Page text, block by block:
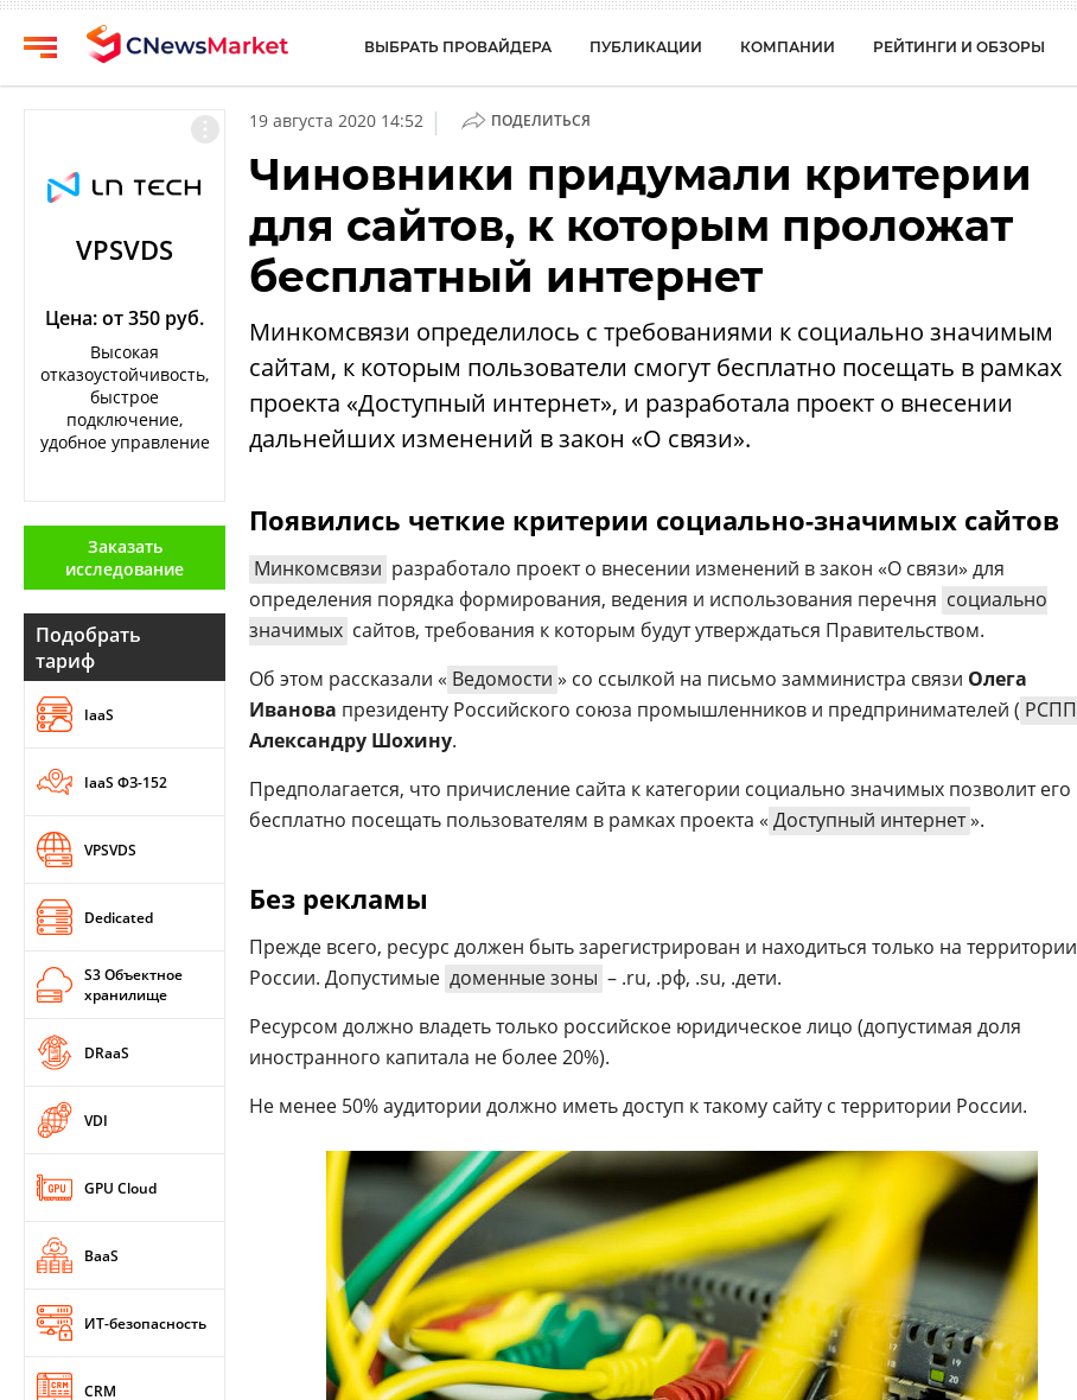
Публикации
обзоры
кабинет
проекте
Аналитика
Техника
Об
издании
Реклама
Вакансии
Контакты
Дзен
Rutube
Конференции
Техника
ВЫБРАТЬ ПРОВАЙДЕРА ПУБЛИКАЦИИ КОМПАНИИ РЕЙТИНГИ И ОБЗОРЫ
VPSVDS
Цена: от 350 руб.
Высокая
отказоустойчивость,
быстрое
подключение,
удобное управление
Заказать
исследование
Подобрать
тариф
IaaS
IaaS ФЗ-152
VPSVDS
Dedicated
S3 Объектное
хранилище
DRaaS
VDI
GPU Cloud
BaaS
ИТ-безопасность
CRM
19 августа 2020 14:52 | ПОДЕЛИТЬСЯ
Чиновники придумали критерии
для сайтов, к которым проложат
бесплатный интернет
Минкомсвязи определилось с требованиями к социально значимым
сайтам, к которым пользователи смогут бесплатно посещать в рамках
проекта «Доступный интернет», и разработала проект о внесении
дальнейших изменений в закон «О связи».
Появились четкие критерии социально-значимых сайтов
Минкомсвязи разработало проект о внесении изменений в закон «О связи» для
определения порядка формирования, ведения и использования перечня социально
значимых сайтов, требования к которым будут утверждаться Правительством.
Об этом рассказали « Ведомости » со ссылкой на письмо замминистра связи Олега
Иванова президенту Российского союза промышленников и предпринимателей ( РСПП
Александру Шохину.
Предполагается, что причисление сайта к категории социально значимых позволит его
бесплатно посещать пользователям в рамках проекта « Доступный интернет».
Без рекламы
Прежде всего, ресурс должен быть зарегистрирован и находиться только на территории
России. Допустимые доменные зоны – .ru, .рф, .su, .дети.
Ресурсом должно владеть только российское юридическое лицо (допустимая доля
иностранного капитала не более 20%).
Не менее 50% аудитории должно иметь доступ к такому сайту с территории России.